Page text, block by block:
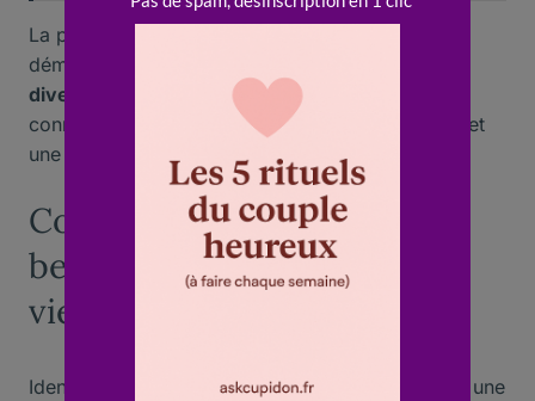
La psychologue française Yvonne Dallaire a
démontré que les couples qui encouragent la
diversité
exploration de loisirs
connaissent une meilleure satisfaction conjugale et
une plus grandeharmonie sur la durée.
Comment reconnaître les
besoins individuels dans la
vie à deux
Identifier les besoins propres à chacun demande une